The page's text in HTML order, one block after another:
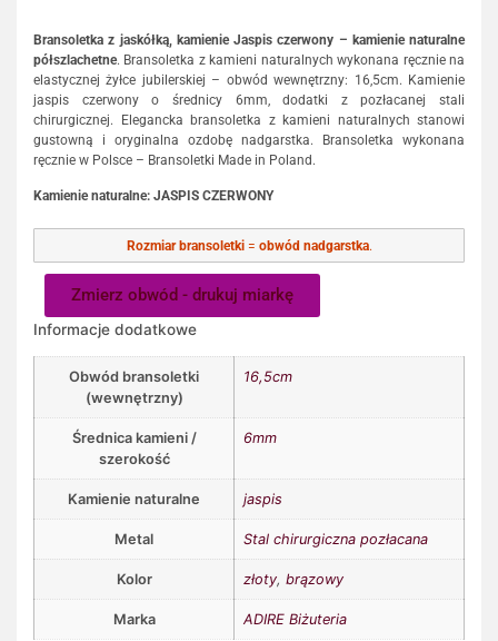
Bransoletka z jaskółką, kamienie Jaspis czerwony – kamienie naturalne
półszlachetne. Bransoletka z kamieni naturalnych wykonana ręcznie na
elastycznej żyłce jubilerskiej – obwód wewnętrzny: 16,5cm. Kamienie
jaspis czerwony o średnicy 6mm, dodatki z pozłacanej stali
chirurgicznej. Elegancka bransoletka z kamieni naturalnych stanowi
gustowną i oryginalna ozdobę nadgarstka. Bransoletka wykonana
ręcznie w Polsce – Bransoletki Made in Poland.
Kamienie naturalne: JASPIS CZERWONY
Rozmiar bransoletki= obwód nadgarstka.
Zmierz obwód - drukuj miarkę
Informacje dodatkowe
Obwód bransoletki
(wewnętrzny)
16,5cm
Średnica kamieni /
szerokość
6mm
Kamienie naturalne jaspis
Metal Stal chirurgiczna pozłacana
Kolor złoty, brązowy
Marka ADIRE Biżuteria